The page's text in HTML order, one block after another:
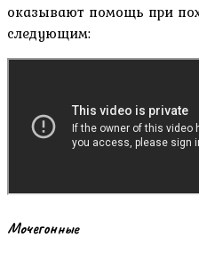
оказывают помощь при
следующим:
Мочегонные